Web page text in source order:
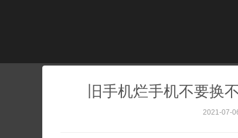
旧手机烂手机不要换
2021-07-